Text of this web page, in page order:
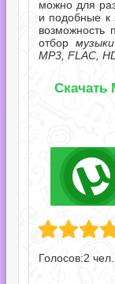
можно для
и подобные к
возможность
отбор
MP3, FLAC,
Скачать
Голосов:2 чел.